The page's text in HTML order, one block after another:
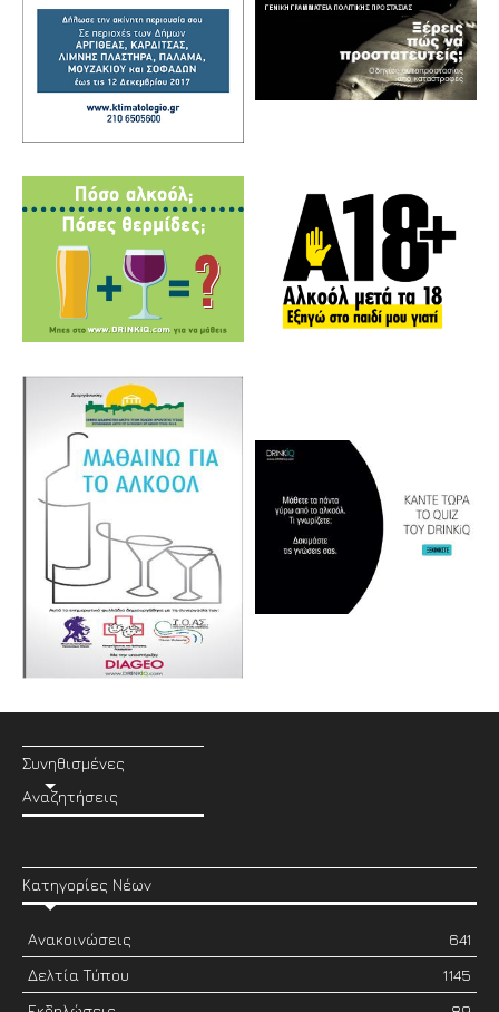
Συνηθισμένες
Αναζητήσεις
Κατηγορίες Νέων
Ανακοινώσεις
641
Δελτία Τύπου
1145